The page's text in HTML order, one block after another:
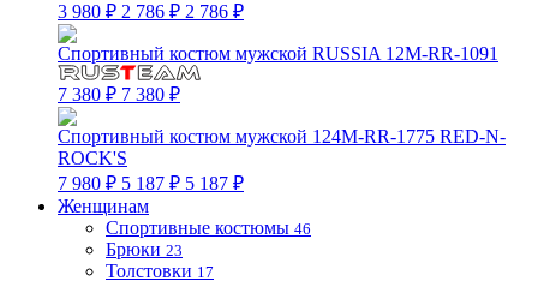
3 980 ₽ 2 786 ₽ 2 786 ₽
Спортивный костюм мужской RUSSIA 12M-RR-1091
7 380 ₽ 7 380 ₽
Спортивный костюм мужской 124M-RR-1775 RED-N-
ROCK'S
7 980 ₽ 5 187 ₽ 5 187 ₽
Женщинам
Спортивные костюмы 46
Брюки 23
Толстовки 17